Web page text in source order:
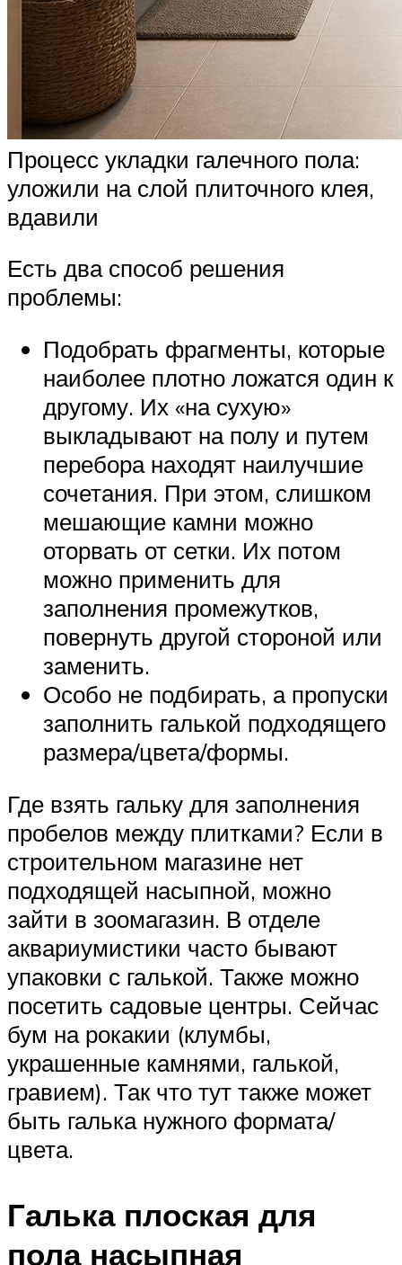
Процесс укладки галечного пола:
уложили на слой плиточного клея,
вдавили
Есть два способ решения
проблемы:
Подобрать фрагменты, которые
наиболее плотно ложатся один к
другому. Их «на сухую»
выкладывают на полу и путем
перебора находят наилучшие
сочетания. При этом, слишком
мешающие камни можно
оторвать от сетки. Их потом
можно применить для
заполнения промежутков,
повернуть другой стороной или
заменить.
Особо не подбирать, а пропуски
заполнить галькой подходящего
размера/цвета/формы.
Где взять гальку для заполнения
пробелов между плитками? Если в
строительном магазине нет
подходящей насыпной, можно
зайти в зоомагазин. В отделе
аквариумистики часто бывают
упаковки с галькой. Также можно
посетить садовые центры. Сейчас
бум на рокакии (клумбы,
украшенные камнями, галькой,
гравием). Так что тут также может
быть галька нужного формата/
цвета.
Галька плоская для
пола насыпная